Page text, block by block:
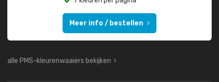
Meer info / bestellen
alle PMS-kleurenwaaiers bekijken